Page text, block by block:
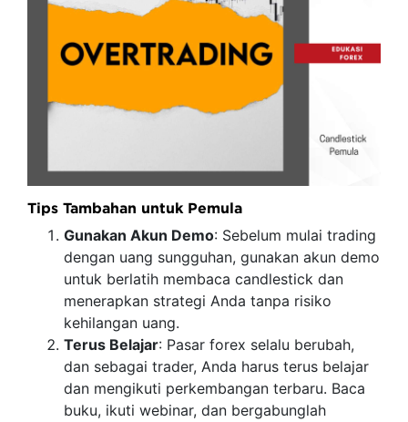
Tips Tambahan untuk Pemula
Gunakan Akun Demo: Sebelum mulai trading
dengan uang sungguhan, gunakan akun demo
untuk berlatih membaca candlestick dan
menerapkan strategi Anda tanpa risiko
kehilangan uang.
Terus Belajar: Pasar forex selalu berubah,
dan sebagai trader, Anda harus terus belajar
dan mengikuti perkembangan terbaru. Baca
buku, ikuti webinar, dan bergabunglah